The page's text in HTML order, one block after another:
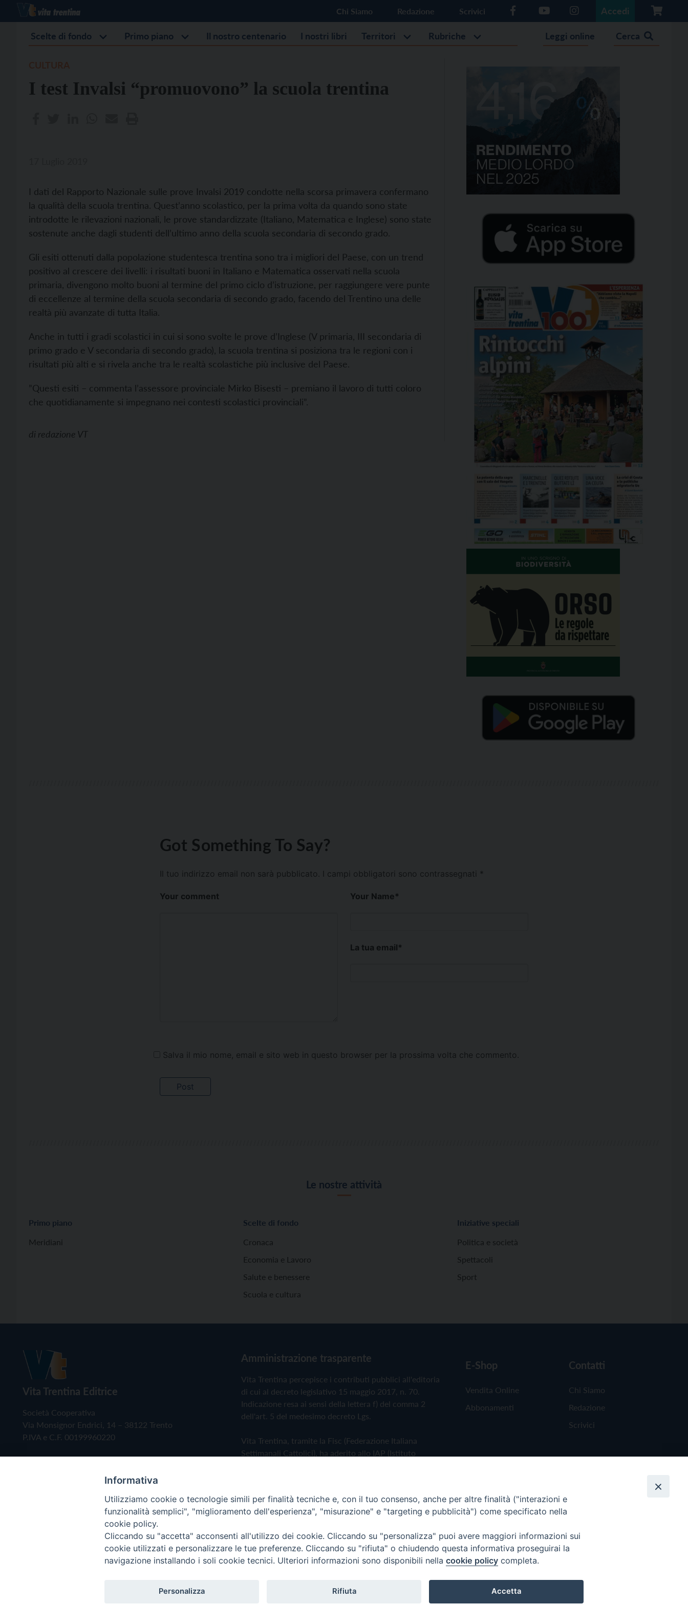
Chi Siamo Redazione Scrivici Accedi
Scelte di fondo Primo piano Il nostro centenario I nostri libri Territori Rubriche Leggi online Cerca
I test Invalsi “promuovono” la scuola trentina
I dati del Rapporto Nazionale sulle prove Invalsi 2019 condotte nella scorsa primavera confermano
la qualità della scuola trentina. Quest’anno scolastico, per la prima volta da quando sono state
introdotte le rilevazioni nazionali, le prove standardizzate (Italiano, Matematica e Inglese) sono state
sostenute anche dagli studenti dell’ultimo anno della scuola secondaria di secondo grado.
Gli esiti ottenuti dalla popolazione studentesca trentina sono tra i migliori del Paese, con un trend
positivo al crescere dei livelli: i risultati buoni in Italiano e Matematica osservati nella scuola
primaria, divengono molto buoni al termine del primo ciclo d’istruzione, per raggiungere vere punte
di eccellenze al termine della scuola secondaria di secondo grado, facendo del Trentino una delle
realtà più avanzate di tutta Italia.
Anche in tutti i gradi scolastici in cui si sono svolte le prove d’Inglese (V primaria, III secondaria di
primo grado e V secondaria di secondo grado), la scuola trentina si posiziona tra le regioni con i
risultati più alti e si rivela anche tra le realtà scolastiche più inclusive del Paese.
”Questi esiti – commenta l’assessore provinciale Mirko Bisesti – premiano il lavoro di tutti coloro
che quotidianamente si impegnano nei contesti scolastici provinciali”.
di redazione VT
Got Something To Say?
Il tuo indirizzo email non sarà pubblicato. I campi obbligatori sono contrassegnati *
Your comment Your Name*
La tua email*
Salva il mio nome, email e sito web in questo browser per la prossima volta che commento.
Le nostre attività
Primo piano
Meridiani
Scelte di fondo
Cronaca
Economia e Lavoro
Salute e benessere
Scuola e cultura
Iniziative speciali
Politica e società
Spettacoli
Sport
Vita Trentina Editrice
Società Cooperativa
Via Monsignor Endrici, 14 – 38122 Trento
P.IVA e C.F. 00199960220
Amministrazione trasparente
Vita Trentina percepisce i contributi pubblici all'editoria
di cui al decreto legislativo 15 maggio 2017, n. 70.
Indicazione resa ai sensi della lettera f) del comma 2
dell'art. 5 del medesimo decreto Lgs.
Vita Trentina, tramite la Fisc (Federazione Italiana
Settimanali Cattolici), ha aderito allo IAP (Istituto
Privacy Policy Cookie Policy
E-Shop
Vendita Online
Abbonamenti
Contatti
Chi Siamo
Redazione
Scrivici
Copyright © 2019 - Tutti i diritti riservati - Vita Trentina Editrice
Informativa
Utilizziamo cookie o tecnologie simili per finalità tecniche e, con il tuo consenso, anche per altre finalità ("interazioni e
funzionalità semplici", "miglioramento dell'esperienza", "misurazione" e "targeting e pubblicità") come specificato nella
cookie policy.
Cliccando su "accetta" acconsenti all'utilizzo dei cookie. Cliccando su "personalizza" puoi avere maggiori informazioni sui
cookie utilizzati e personalizzare le tue preferenze. Cliccando su "rifiuta" o chiudendo questa informativa proseguirai la
navigazione installando i soli cookie tecnici. Ulteriori informazioni sono disponibili nella cookie policy completa.
Personalizza Rifiuta Accetta